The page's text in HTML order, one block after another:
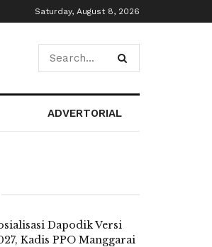
Saturday, August 8, 2026
ADVERTORIAL
Dapodik Versi
Kadis PPO Manggarai